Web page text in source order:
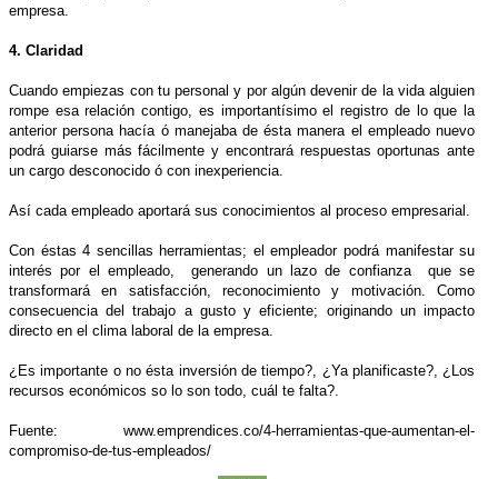
empresa.
4. Claridad
Cuando empiezas con tu personal y por algún devenir de la vida alguien
rompe esa relación contigo, es importantísimo el registro de lo que la
anterior persona hacía ó manejaba de ésta manera el empleado nuevo
podrá guiarse más fácilmente y encontrará respuestas oportunas ante
un cargo desconocido ó con inexperiencia.
Así cada empleado aportará sus conocimientos al proceso empresarial.
Con éstas 4 sencillas herramientas; el empleador podrá manifestar su
interés por el empleado, generando un lazo de confianza que se
transformará en satisfacción, reconocimiento y motivación. Como
consecuencia del trabajo a gusto y eficiente; originando un impacto
directo en el clima laboral de la empresa.
¿Es importante o no ésta inversión de tiempo?, ¿Ya planificaste?, ¿Los
recursos económicos so lo son todo, cuál te falta?.
Fuente: www.emprendices.co/4-herramientas-que-aumentan-el-
compromiso-de-tus-empleados/